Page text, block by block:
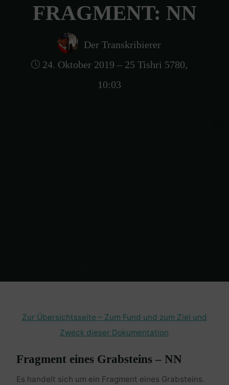
FRAGMENT: NN
Der Transkribierer
24. Oktober 2019 – 25 Tishri 5780,
10:03
Zur Übersichtsseite – Zum Fund und zum Ziel und
Zweck dieser Dokumentation
Fragment eines Grabsteins – NN
Es handelt sich um ein Fragment eines Grabsteins.